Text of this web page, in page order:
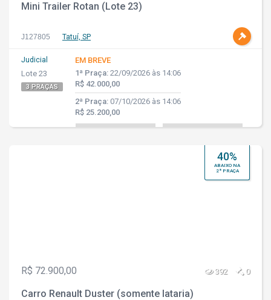
Mini Trailer Rotan (Lote 23)
J127805 Tatuí, SP
Judicial
Lote 23
3 PRAÇAS
EM BREVE
1ª Praça: 22/09/2026 às 14:06
R$ 42.000,00
2ª Praça: 07/10/2026 às 14:06
R$ 25.200,00
40%
ABAIXO NA
2ª PRAÇA
R$ 72.900,00 392 0
Carro Renault Duster (somente lataria)